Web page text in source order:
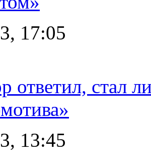
17:05
ответил, стал
13:45